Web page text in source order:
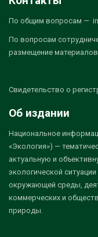
По общим вопросам —
По вопросам
размещение
Свидетельство о
Об издании
Национальное
«Экология») —
актуальную и
экологической
окружающей среды,
коммерческих и
природы.